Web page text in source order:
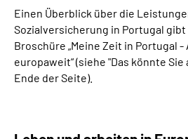
Einen Überblick über die
Sozialversicherung in Portugal
Broschüre „Meine Zeit in Portugal
europaweit“ (siehe "Das könnte
Ende der Seite).